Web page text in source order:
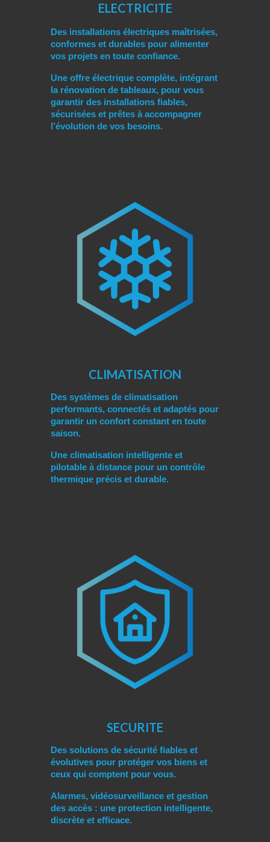
ELECTRICITE
Des installations électriques maîtrisées,
conformes et durables pour alimenter
vos projets en toute confiance.
Une offre électrique complète, intégrant
la rénovation de tableaux, pour vous
garantir des installations fiables,
sécurisées et prêtes à accompagner
l’évolution de vos besoins.
CLIMATISATION
Des systèmes de climatisation
performants, connectés et adaptés pour
garantir un confort constant en toute
saison.
Une climatisation intelligente et
pilotable à distance pour un contrôle
thermique précis et durable.
SECURITE
Des solutions de sécurité fiables et
évolutives pour protéger vos biens et
ceux qui comptent pour vous.
Alarmes, vidéosurveillance et gestion
des accès : une protection intelligente,
discrète et efficace.